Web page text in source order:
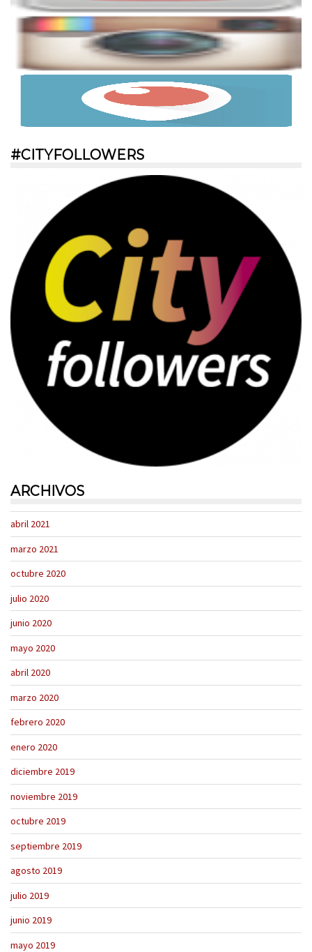
#CITYFOLLOWERS
ARCHIVOS
abril 2021
marzo 2021
octubre 2020
julio 2020
junio 2020
mayo 2020
abril 2020
marzo 2020
febrero 2020
enero 2020
diciembre 2019
noviembre 2019
octubre 2019
septiembre 2019
agosto 2019
julio 2019
junio 2019
mayo 2019